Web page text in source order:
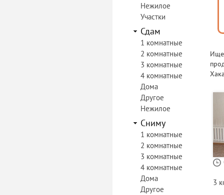
Нежилое
Участки
Сдам
1 комнатные
2 комнатные
3 комнатные
4 комнатные
Дома
Другое
Нежилое
Сниму
1 комнатные
2 комнатные
3 комнатные
4 комнатные
Дома
Другое
3